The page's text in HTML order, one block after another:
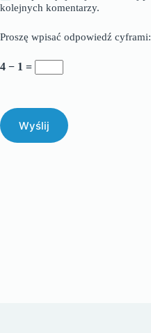
kolejnych komentarzy.
Proszę wpisać odpowiedź cyframi:
4 − 1 =
Wyślij